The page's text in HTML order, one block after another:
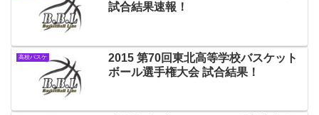
試合結果速報！
高校バスケ
2015 第70回東北高等学校バスケット
ボール選手権大会 試合結果！